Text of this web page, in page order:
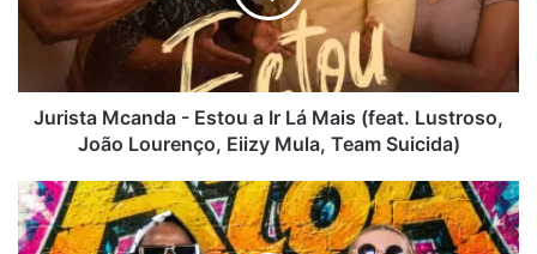
Ir
(feat.
Lustroso,
Eiizy
Mula,
Team
Jurista Mcanda - Estou a Ir Lá Mais (feat. Lustroso,
João Lourenço, Eiizy Mula, Team Suicida)
Puto
Prata
-